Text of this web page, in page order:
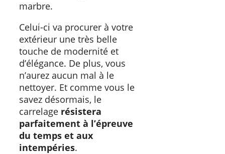
marbre.
Celui-ci va procurer à votre
extérieur une très belle
touche de modernité et
d’élégance. De plus, vous
n’aurez aucun mal à le
nettoyer. Et comme vous le
savez désormais, le
carrelage résistera
parfaitement à l’épreuve
du temps et aux
intempéries.